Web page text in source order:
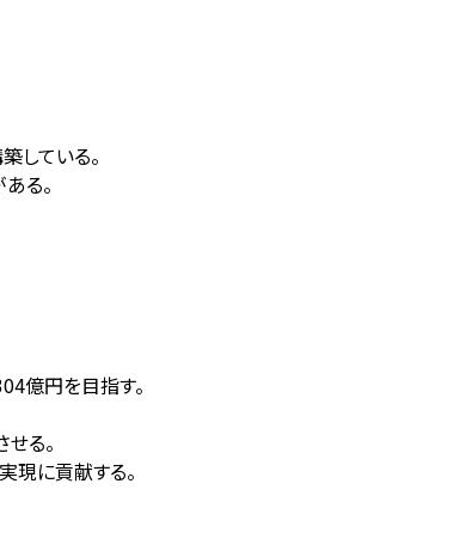
している。
る。
億円を目指す。
る。
に貢献する。